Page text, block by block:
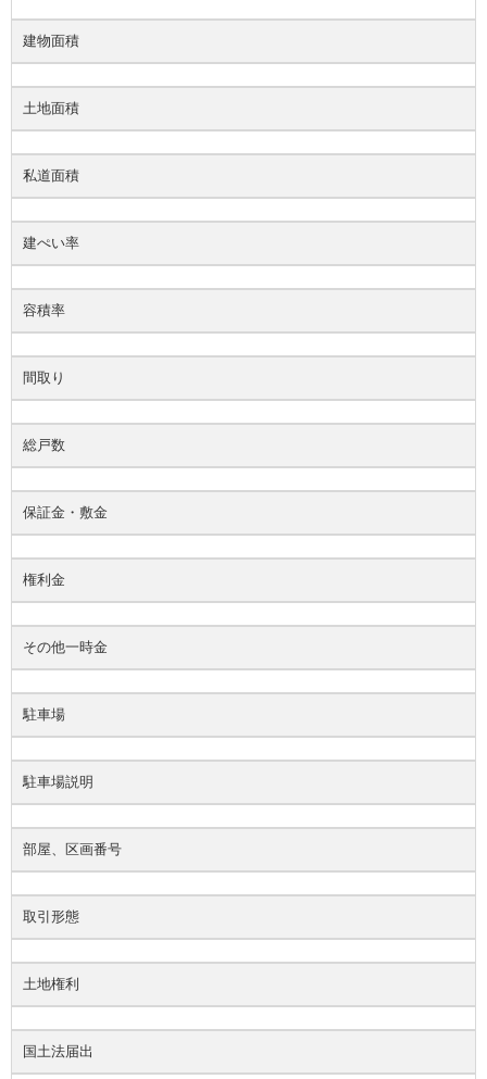
建物面積
土地面積
私道面積
建ぺい率
容積率
間取り
総戸数
保証金・敷金
権利金
その他一時金
駐車場
駐車場説明
部屋、区画番号
取引形態
土地権利
国土法届出